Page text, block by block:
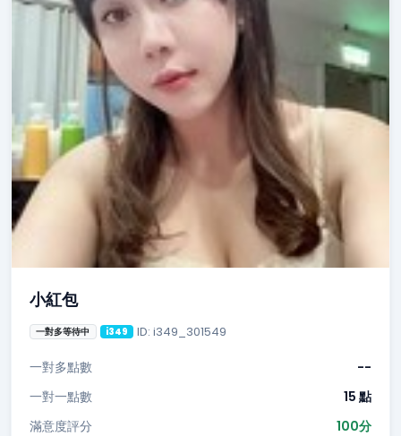
小紅包
一對多等待中 i349 ID: i349_301549
一對多點數
--
一對一點數
15 點
滿意度評分
100分